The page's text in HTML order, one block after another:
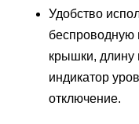
Удобство
беспроводную
крышки, длину
индикатор
отключение.